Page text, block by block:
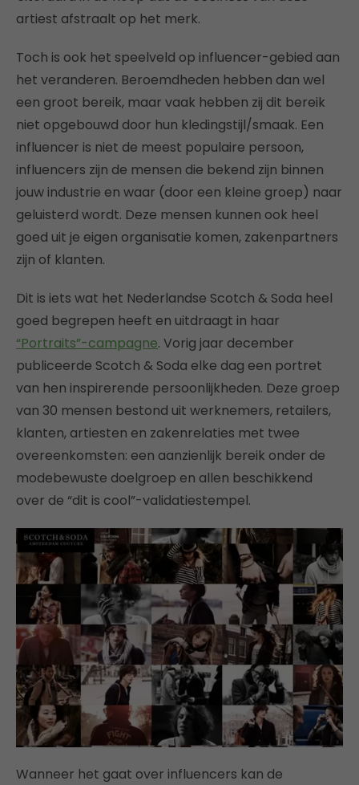
artiest afstraalt op het merk.
Toch is ook het speelveld op influencer-gebied aan
het veranderen. Beroemdheden hebben dan wel
een groot bereik, maar vaak hebben zij dit bereik
niet opgebouwd door hun kledingstijl/smaak. Een
influencer is niet de meest populaire persoon,
influencers zijn de mensen die bekend zijn binnen
jouw industrie en waar (door een kleine groep) naar
geluisterd wordt. Deze mensen kunnen ook heel
goed uit je eigen organisatie komen, zakenpartners
zijn of klanten.
Dit is iets wat het Nederlandse Scotch & Soda heel
goed begrepen heeft en uitdraagt in haar
“Portraits”-campagne. Vorig jaar december
publiceerde Scotch & Soda elke dag een portret
van hen inspirerende persoonlijkheden. Deze groep
van 30 mensen bestond uit werknemers, retailers,
klanten, artiesten en zakenrelaties met twee
overeenkomsten: een aanzienlijk bereik onder de
modebewuste doelgroep en allen beschikkend
over de “dit is cool”-validatiestempel.
Wanneer het gaat over influencers kan de